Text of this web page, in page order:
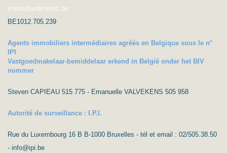
immo@ardimmoc.be
BE1012.705.239
Agents immobiliers intermédiaires agréés en Belgique sous le n°
IPI
Vastgoedmakelaar-bemiddelaar erkend in België onder het BIV
nummer
Steven CAPIEAU 515 775 - Emanuelle VALVEKENS 505 958
Autorité de surveillance : I.P.I.
Rue du Luxembourg 16 B B-1000 Bruxelles - tél et email : 02/505.38.50
- info@ipi.be